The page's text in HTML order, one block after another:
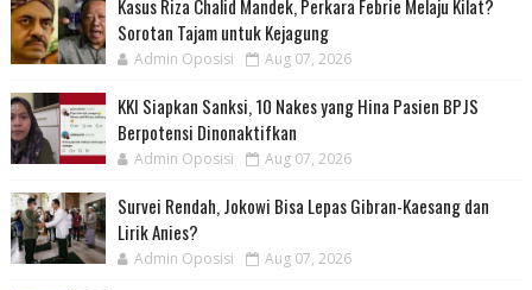
Kasus Riza Chalid Mandek, Perkara Febrie Melaju Kilat?
Sorotan Tajam untuk Kejagung
Admin Oposisi Aug 07, 2026
KKI Siapkan Sanksi, 10 Nakes yang Hina Pasien BPJS
Berpotensi Dinonaktifkan
Admin Oposisi Aug 07, 2026
Survei Rendah, Jokowi Bisa Lepas Gibran-Kaesang dan
Lirik Anies?
Admin Oposisi Aug 07, 2026